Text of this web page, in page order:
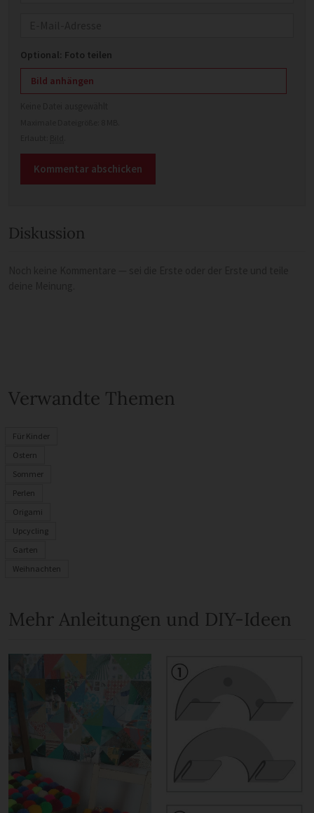
Optional: Foto teilen
Bild anhängen
Diskussion
Verwandte Themen
Für Kinder
Ostern
Sommer
Perlen
Origami
Upcycling
Garten
Weihnachten
Mehr Anleitungen und DIY-Ideen